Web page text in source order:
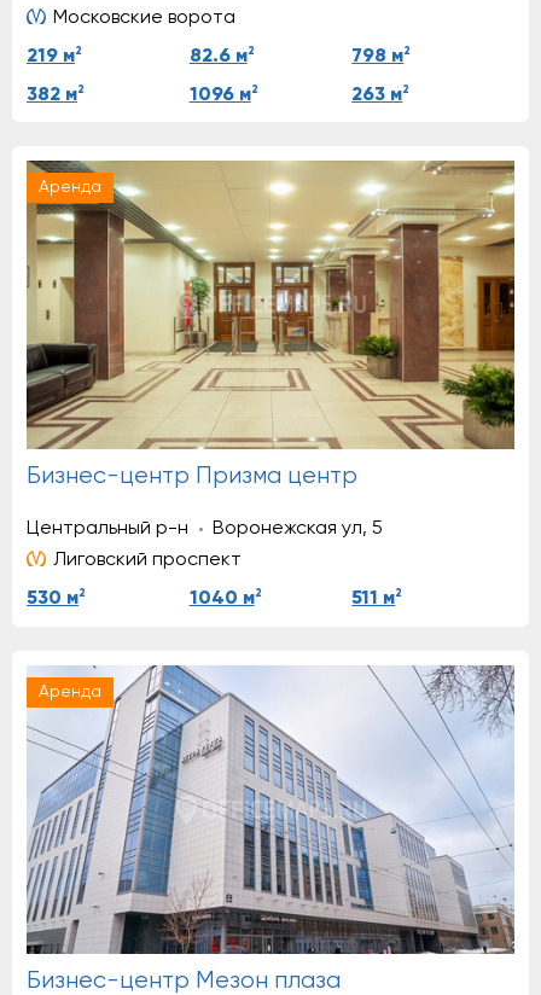
Московские ворота
219 м2 82.6 м2 798 м2
382 м2 1096 м2 263 м2
Аренда
Бизнес-центр Призма центр
Центральный р-н
Воронежская ул, 5
Лиговский проспект
530 м2 1040 м2 511 м2
Аренда
Бизнес-центр Мезон плаза